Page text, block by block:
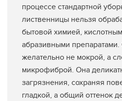
процессе стандартной
лиственницы нельзя
бытовой химией,
абразивными
желательно не мокрой, а
микрофиброй. Она
загрязнения, сохраняя
гладкой, а общий оттенок